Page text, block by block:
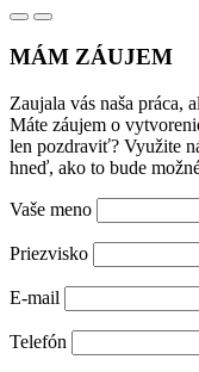
MÁM ZÁUJEM
Zaujala vás naša práca,
Máte záujem o
len pozdraviť? Využite
hneď, ako to bude
Vaše meno
Priezvisko
E-mail
Telefón